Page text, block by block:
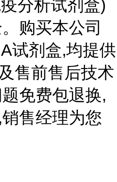
分析试剂盒)
购买本公司
试剂盒,均提供
售前售后技术
免费包退换,
售经理为您